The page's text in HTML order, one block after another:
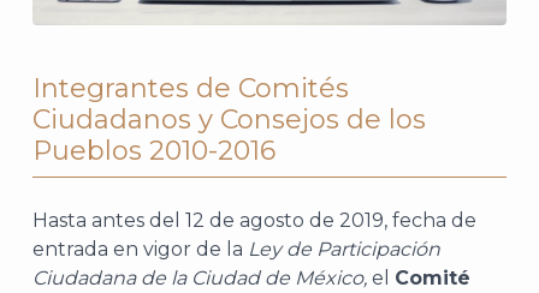
Integrantes de Comités
Ciudadanos y Consejos de los
Pueblos 2010-2016
Hasta antes del 12 de agosto de 2019, fecha de
entrada en vigor de la Ley de Participación
Ciudadana de la Ciudad de México, el Comité